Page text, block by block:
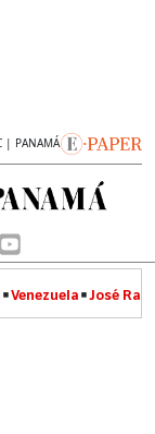
| PANAMÁ
Venezuela José